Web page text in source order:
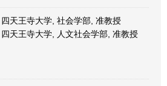
天王寺大学, 社会学部, 准教授
天王寺大学, 人文社会学部, 准教授